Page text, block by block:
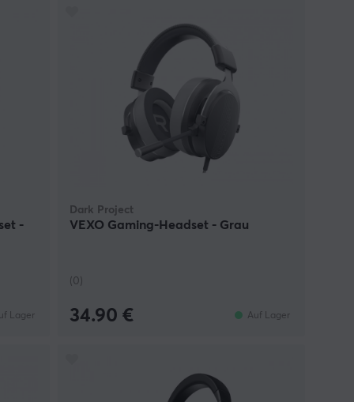
-
Lager
Dark Project
VEXO Gaming-Headset - Grau
(0)
34.90 € Auf Lager